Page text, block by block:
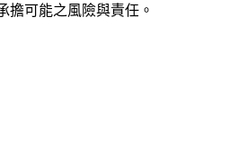
擔可能之風險與責任。